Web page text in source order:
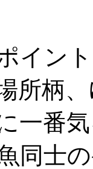
イン
所柄
一番
同士